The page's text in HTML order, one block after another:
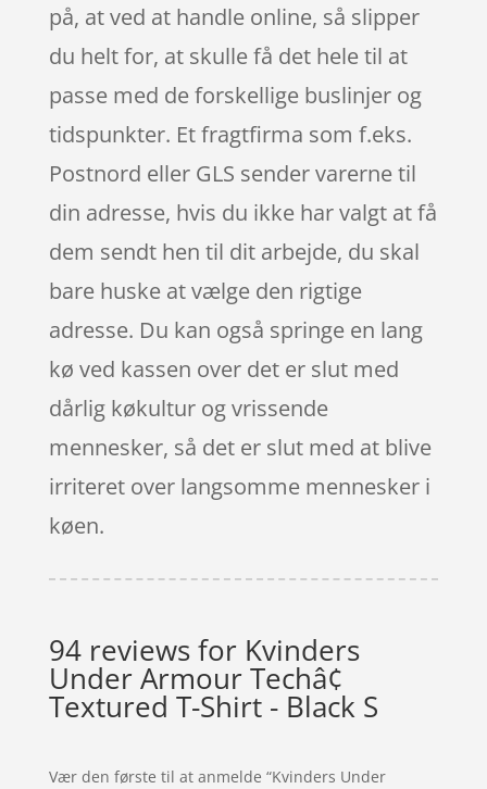
på, at ved at handle online, så slipper
du helt for, at skulle få det hele til at
passe med de forskellige buslinjer og
tidspunkter. Et fragtfirma som f.eks.
Postnord eller GLS sender varerne til
din adresse, hvis du ikke har valgt at få
dem sendt hen til dit arbejde, du skal
bare huske at vælge den rigtige
adresse. Du kan også springe en lang
kø ved kassen over det er slut med
dårlig køkultur og vrissende
mennesker, så det er slut med at blive
irriteret over langsomme mennesker i
køen.
94 reviews for Kvinders
Under Armour Techâ¢
Textured T-Shirt - Black S
Vær den første til at anmelde “Kvinders Under